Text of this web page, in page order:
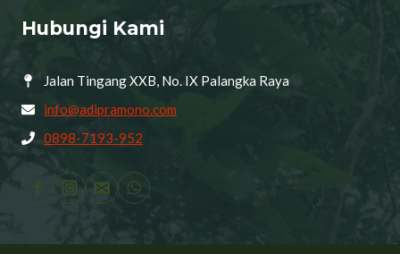
Hubungi Kami
Jalan Tingang XXB, No. IX Palangka Raya
info@adipramono.com
0898-7193-952